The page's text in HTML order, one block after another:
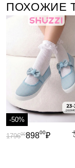
ПОХОЖИЕ
-50%
89800₽
179600